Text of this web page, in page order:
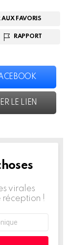
AUX FAVORIS
RAPPORT
LE LIEN
virales
!